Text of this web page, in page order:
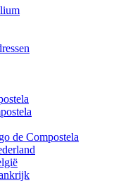
de Compostela